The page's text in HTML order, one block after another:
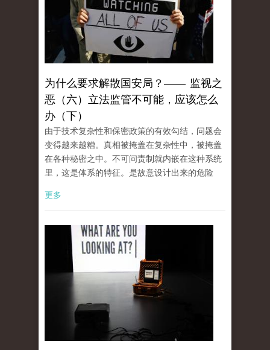
为什么要求解散国安局？—— 监视之
恶（六）立法监管不可能，应该怎么
办（下）
由于技术复杂性和保密政策的有效勾结，问题会
变得越来越糟。真相被掩盖在复杂性中，被掩盖
在各种秘密之中。不可问责制就内嵌在这种系统
里，这是体系的特征。是故意设计出来的危险
更多